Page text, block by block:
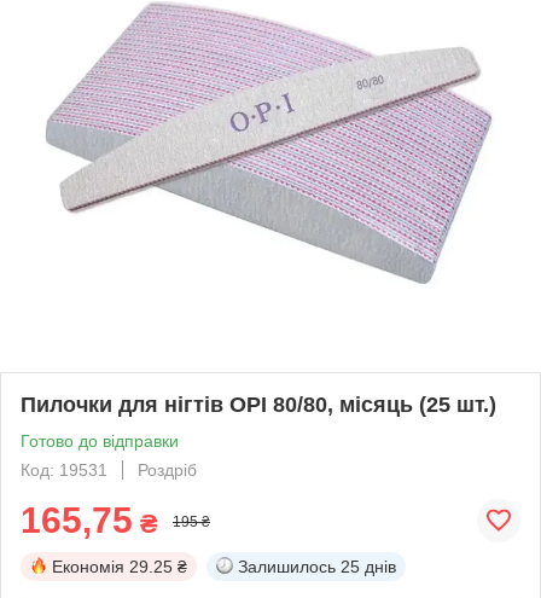
Пилочки для нігтів OPI 80/80, місяць (25 шт.)
Готово до відправки
Код: 19531
Роздріб
165,75 ₴ 195 ₴
Економія 29.25 ₴ Залишилось 25 днів